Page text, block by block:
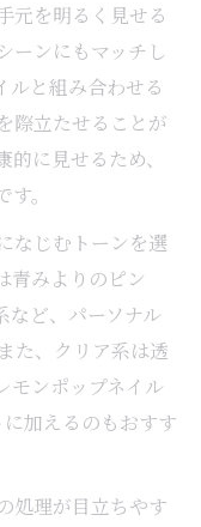
元を明るく見せる
ーンにもマッチし
ルと組み合わせる
際立たせることが
に見せるため、
。
なじむトーンを選
青みよりのピン
など、パーソナル
た、クリア系は透
モンポップネイル
加えるのもおすす
処理が目立ちやす